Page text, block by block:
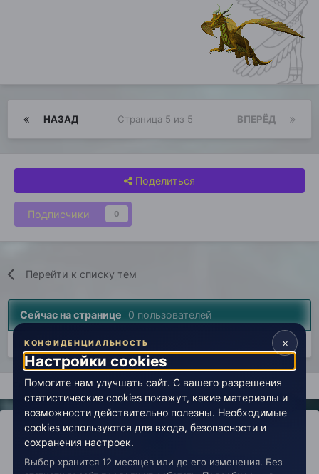
НАЗАД ВПЕРЁД
Страница 5 из 5
Поделиться
Подписчики 0
Перейти к списку тем
Сейчас на странице 0 пользователей
Нет пользователей, просматривающих эту страницу.
Главная Лаборатория История Врата в эзотерику
IPS ThemebyIPSFocus
Политика конфиденциальности
×
КОНФИДЕНЦИАЛЬНОСТЬ
Настройки cookies
Помогите нам улучшать сайт. С вашего разрешения
статистические cookies покажут, какие материалы и
возможности действительно полезны. Необходимые
cookies используются для входа, безопасности и
сохранения настроек.
Выбор хранится 12 месяцев или до его изменения. Без